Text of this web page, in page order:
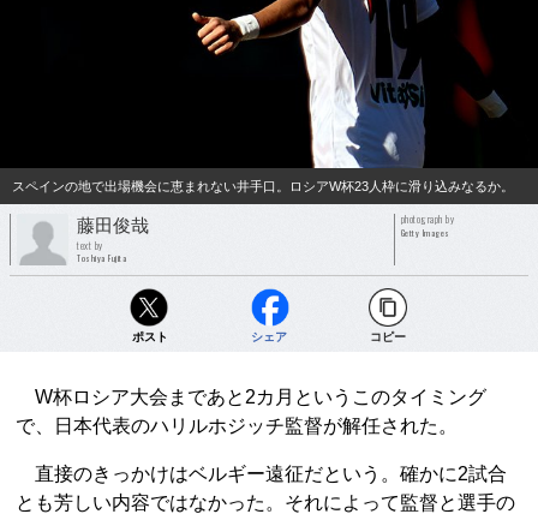
スペインの地で出場機会に恵まれない井手口。ロシアW杯23人枠に滑り込みなるか。
藤田俊哉
text by
Toshiya Fujita
photograph by
Getty Images
ポスト シェア コピー
W杯ロシア大会まであと2カ月というこのタイミング
で、日本代表のハリルホジッチ監督が解任された。
直接のきっかけはベルギー遠征だという。確かに2試合
とも芳しい内容ではなかった。それによって監督と選手の